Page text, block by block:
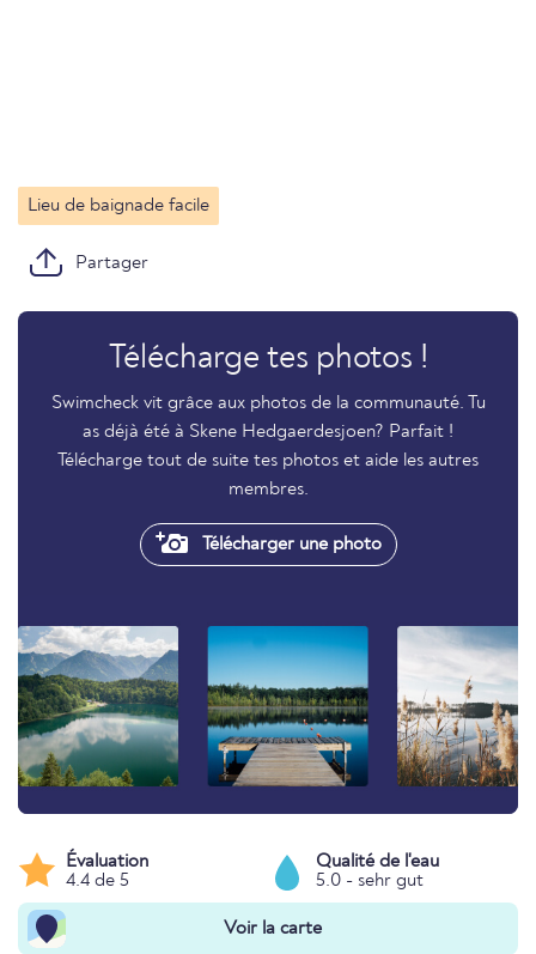
Lieu de baignade facile
Partager
Télécharge tes photos !
Swimcheck vit grâce aux photos de la communauté. Tu
as déjà été à Skene Hedgaerdesjoen? Parfait !
Télécharge tout de suite tes photos et aide les autres
membres.
Télécharger une photo
Évaluation
4.4 de 5
Qualité de l'eau
5.0 - sehr gut
Voir la carte